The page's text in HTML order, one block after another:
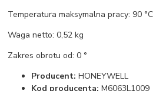
Temperatura maksymalna pracy: 90 °C
Waga netto: 0,52 kg
Zakres obrotu od: 0 °
Producent: HONEYWELL
Kod producenta: M6063L1009